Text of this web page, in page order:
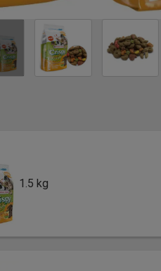
1.5 kg